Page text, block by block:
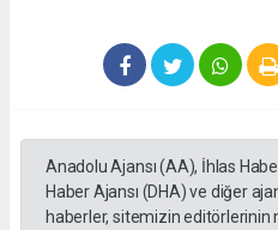
Anadolu Ajansı (AA), İhlas
Haber Ajansı (DHA) ve diğer
haberler, sitemizin